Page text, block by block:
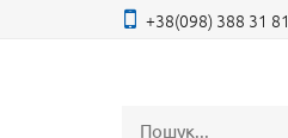
+38(098) 388 31 81